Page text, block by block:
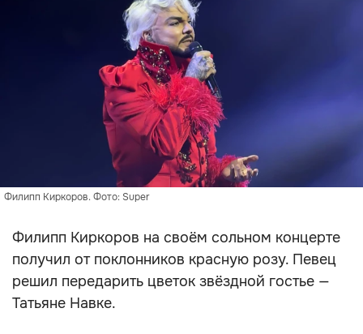
Филипп Киркоров. Фото: Super
Филипп Киркоров на своём сольном концерте
получил от поклонников красную розу. Певец
решил передарить цветок звёздной гостье —
Татьяне Навке.